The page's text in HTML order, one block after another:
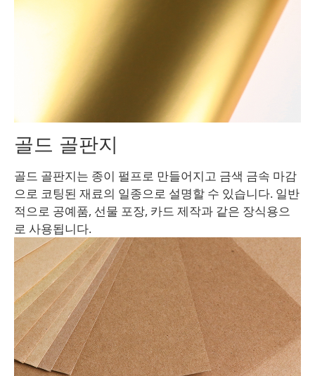
골드 골판지
골드 골판지는 종이 펄프로 만들어지고 금색 금속 마감
으로 코팅된 재료의 일종으로 설명할 수 있습니다. 일반
적으로 공예품, 선물 포장, 카드 제작과 같은 장식용으
로 사용됩니다.